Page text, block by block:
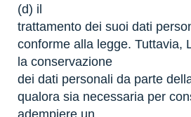
(d) il
trattamento dei suoi dati
conforme alla legge. Tuttavia,
la conservazione
dei dati personali da parte
qualora sia necessaria per